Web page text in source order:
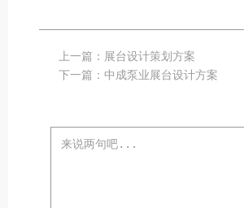
上一篇： 展台设计策划方案
下一篇： 中成泵业展台设计方案